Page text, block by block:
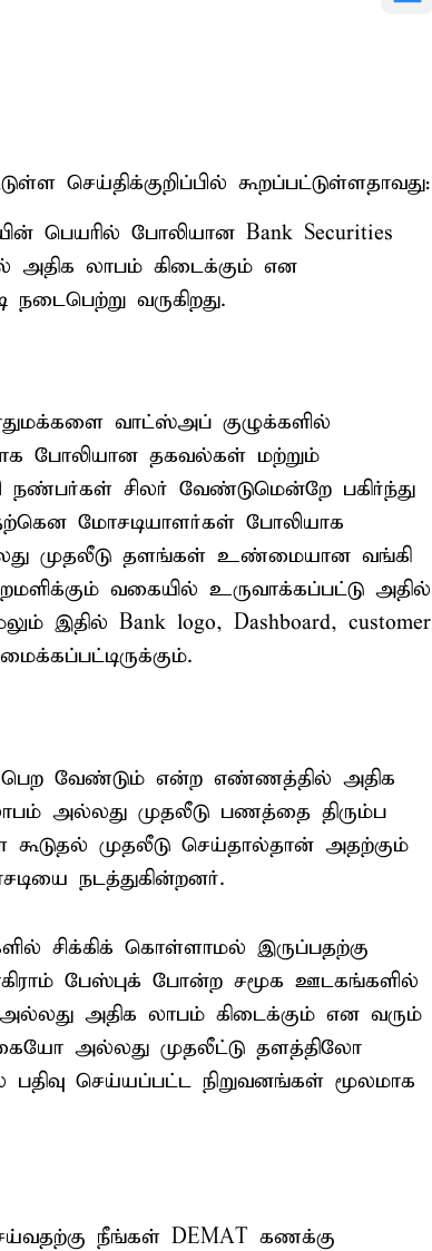
செய்திக்குறிப்பில் கூறப்பட்டுள்ளதாவது:
பெயரில் போலியான Bank Securities
அதிக லாபம் கிடைக்கும் என
வருகிறது‌.
வாட்ஸ்அப் குழுக்களில்
போலியான தகவல்கள் மற்றும்
சிலர் வேண்டுமென்றே பகிர்ந்து
மோசடியாளர்கள் போலியாக
முதலீடு தளங்கள் உண்மையான‌ வங்கி
வகையில் உருவாக்கப்பட்டு அதில்
இதில் Bank logo, Dashboard, customer
வேண்டும் என்ற எண்ணத்தில் அதிக
அல்லது முதலீடு பணத்தை திரும்ப
கூடுதல் முதலீடு செய்தால்தான் அதற்கும்
நடத்துகின்றனர்.
சிக்கிக் கொள்ளாமல் இருப்பதற்கு
பேஸ்புக் போன்ற சமூக ஊடகங்களில்
அதிக லாபம் கிடைக்கும் என வரும்
அல்லது முதலீட்டு தளத்திலோ
செய்யப்பட்ட நிறுவனங்கள் மூலமாக
நீங்கள் DEMAT கணக்கு